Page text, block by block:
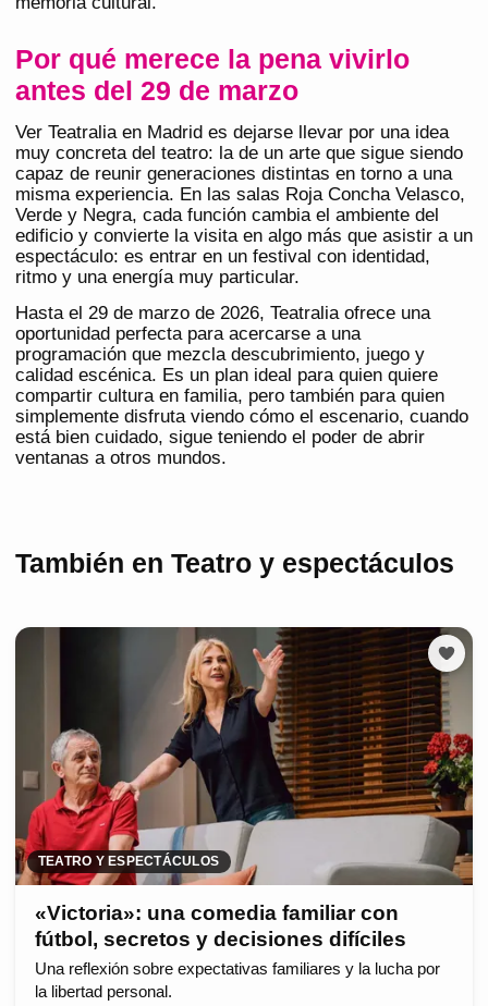
Por qué merece la pena vivirlo
antes del 29 de marzo
Ver Teatralia en Madrid es dejarse llevar por una idea
muy concreta del teatro: la de un arte que sigue siendo
capaz de reunir generaciones distintas en torno a una
misma experiencia. En las salas Roja Concha Velasco,
Verde y Negra, cada función cambia el ambiente del
edificio y convierte la visita en algo más que asistir a un
espectáculo: es entrar en un festival con identidad,
ritmo y una energía muy particular.
Hasta el 29 de marzo de 2026, Teatralia ofrece una
oportunidad perfecta para acercarse a una
programación que mezcla descubrimiento, juego y
calidad escénica. Es un plan ideal para quien quiere
compartir cultura en familia, pero también para quien
simplemente disfruta viendo cómo el escenario, cuando
está bien cuidado, sigue teniendo el poder de abrir
ventanas a otros mundos.
También en Teatro y espectáculos
TEATRO Y ESPECTÁCULOS
«Victoria»: una comedia familiar con
fútbol, secretos y decisiones difíciles
Una reflexión sobre expectativas familiares y la lucha por
la libertad personal.